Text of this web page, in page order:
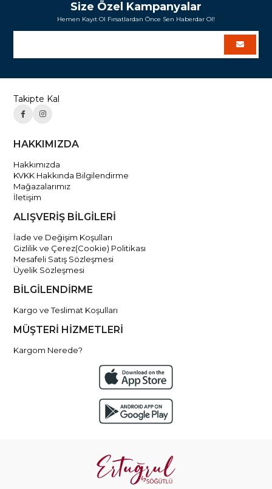
Size Özel Kampanyalar
Hemen Kayıt Ol Fırsatlardan Önce Sen Haberdar Ol!
Takipte Kal
HAKKIMIZDA
Hakkımızda
KVKK Hakkında Bilgilendirme
Mağazalarımız
İletişim
ALIŞVERİŞ BİLGİLERİ
İade ve Değişim Koşulları
Gizlilik ve Çerez(Cookie) Politikası
Mesafeli Satış Sözleşmesi
Üyelik Sözleşmesi
BİLGİLENDİRME
Kargo ve Teslimat Koşulları
MÜŞTERİ HİZMETLERİ
Kargom Nerede?